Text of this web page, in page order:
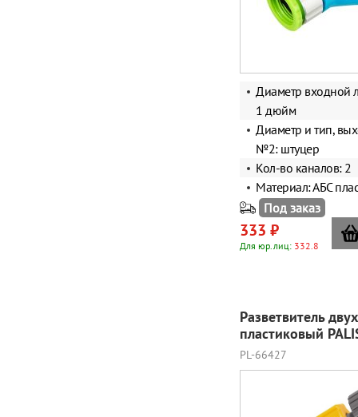
Диаметр входной
1 дюйм
Диаметр и тип,
№2: штуцер
Кол-во каналов: 2
Материал: АБС
Под заказ
333 ₽
Для юр.лиц: 332.8
Разветвитель
пластиковый
PL-66427